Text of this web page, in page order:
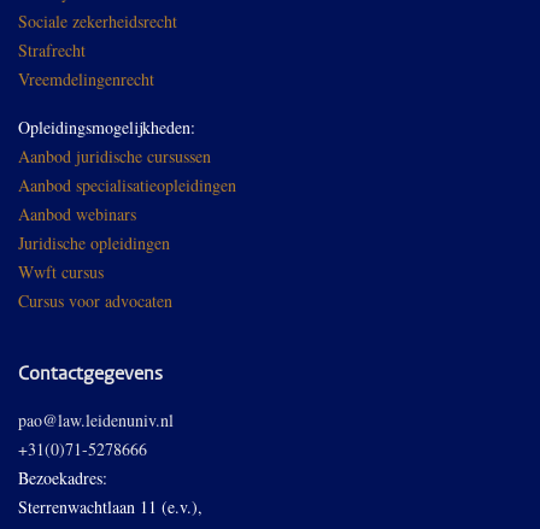
Sociale zekerheidsrecht
Strafrecht
Vreemdelingenrecht
Opleidingsmogelijkheden:
Aanbod juridische cursussen
Aanbod specialisatieopleidingen
Aanbod webinars
Juridische opleidingen
Wwft cursus
Cursus voor advocaten
Contactgegevens
pao@law.leidenuniv.nl
+31(0)71-5278666
Bezoekadres:
Sterrenwachtlaan 11 (e.v.),